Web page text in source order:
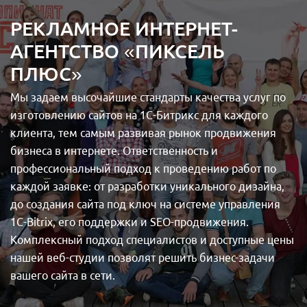
РЕКЛАМНОЕ ИНТЕРНЕТ-
АГЕНТСТВО «ПИКСЕЛЬ
ПЛЮС»
Мы задаем высочайшие стандарты качества услуг по
изготовлению сайтов на 1С-Битрикс для каждого
клиента, тем самым развивая рынок продвижения
бизнеса в интернете. Ответственность и
профессиональный подход к проведению работ по
каждой заявке: от разработки уникального дизайна,
до создания сайта под ключ на системе управления
1С-Bitrix, его поддержки и SEO-продвижения.
Комплексный подход специалистов и доступные цены
нашей веб-студии позволят решить бизнес-задачи
вашего сайта в сети.